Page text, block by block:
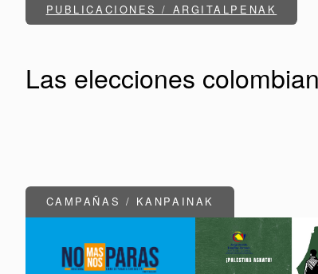
PUBLICACIONES / ARGITALPENAK
Las elecciones
CAMPAÑAS / KANPAINAK